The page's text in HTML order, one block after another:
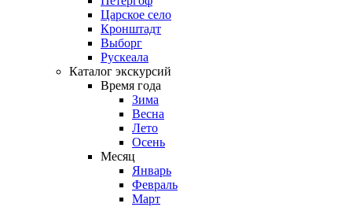
Царское село
Кронштадт
Выборг
Рускеала
Каталог экскурсий
Время года
Зима
Весна
Лето
Осень
Месяц
Январь
Февраль
Март